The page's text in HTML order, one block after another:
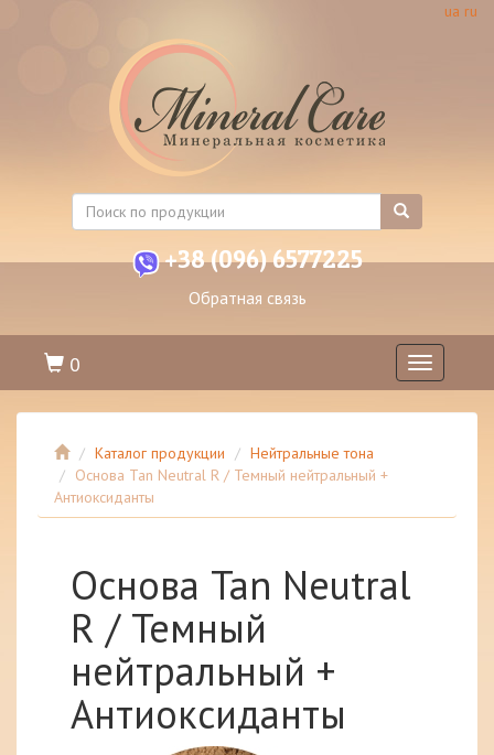
ua ru
+38 (096) 6577225
Обратная связь
Toggle
navigation
0
Каталог продукции
Нейтральные тона
Основа Tan Neutral R / Темный нейтральный +
Антиоксиданты
Основа Tan Neutral
R / Темный
нейтральный +
Антиоксиданты